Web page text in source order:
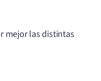
mejor las distintas